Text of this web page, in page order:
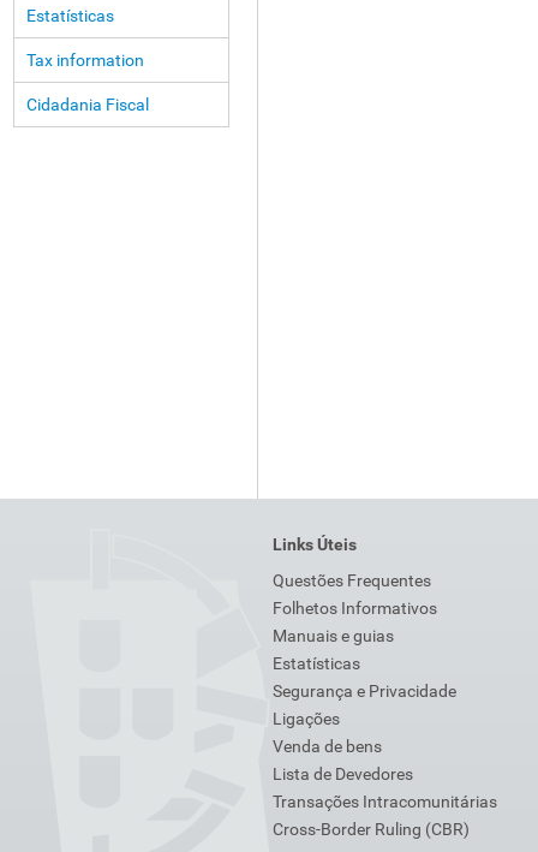
Estatísticas
Tax information
Cidadania Fiscal
Links Úteis
Questões Frequentes
Folhetos Informativos
Manuais e guias
Estatísticas
Segurança e Privacidade
Ligações
Venda de bens
Lista de Devedores
Transações Intracomunitárias
Cross-Border Ruling (CBR)